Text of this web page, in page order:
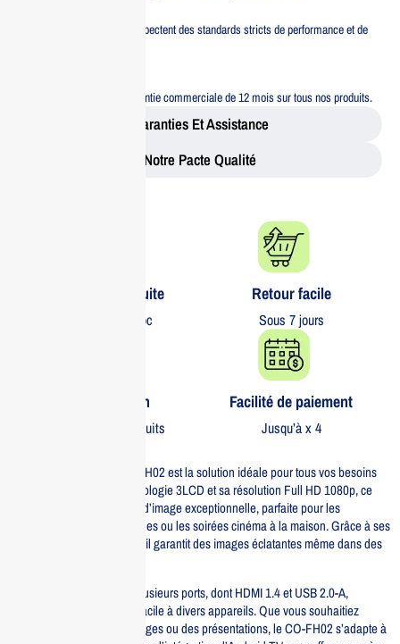
Tous nos produits respectent des standards stricts de performance et de
Bénéficiez d’une garantie commerciale de 12 mois sur tous nos produits.
Garanties Et Assistance
Notre Pacte Qualité
Livraison gratuite​
partout au Maroc
Retour facile​
Sous 7 jours
Garantie 1 an
Sur tous nos produits
Facilité de paiement
Jusqu’à x 4
Le projecteur EPSON CO-FH02 est la solution idéale pour tous vos besoins
audiovisuels. Avec sa technologie 3LCD et sa résolution Full HD 1080p, ce
projecteur offre une qualité d’image exceptionnelle, parfaite pour les
présentations professionnelles ou les soirées cinéma à la maison. Grâce à ses
3000 lumens de luminosité, il garantit des images éclatantes même dans des
Ce modèle est équipé de plusieurs ports, dont HDMI 1.4 et USB 2.0-A,
permettant une connexion facile à divers appareils. Que vous souhaitiez
projeter des vidéos, des images ou des présentations, le CO-FH02 s’adapte à